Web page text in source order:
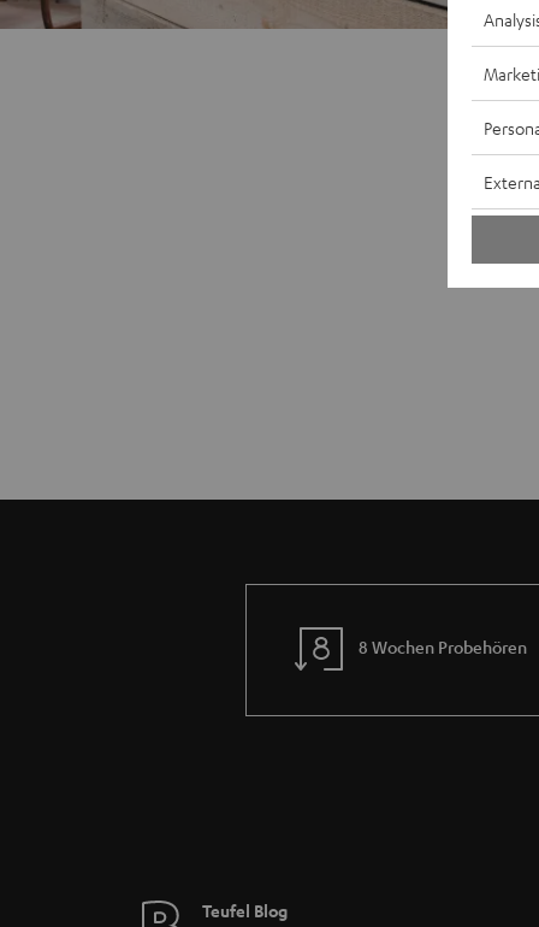
8 Wochen Probehören
Teufel Blog